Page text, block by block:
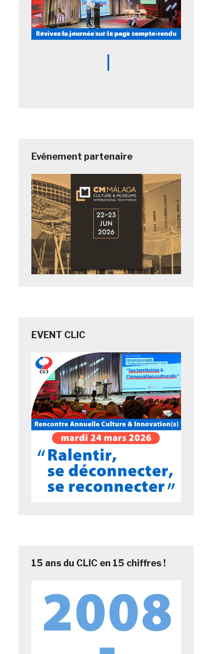
Evénement partenaire
EVENT CLIC
15 ans du CLIC en 15 chiffres !